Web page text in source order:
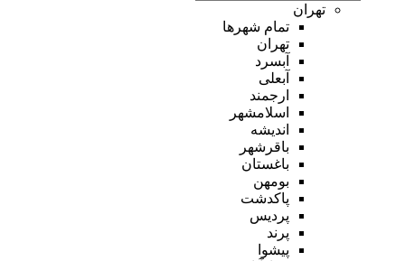
تهران
تمام شهر‌ها
تهران
آبسرد
آبعلی
ارجمند
اسلامشهر
اندیشه
باقرشهر
باغستان
بومهن
پاکدشت
پردیس
پرند
پیشوا